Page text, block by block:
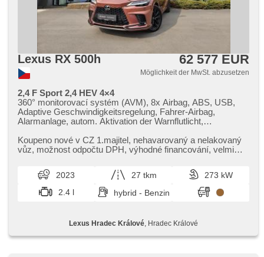
Lexus RX 500h 62 577 EUR
Möglichkeit der MwSt. abzusetzen
2,4 F Sport 2,4 HEV 4×4
360° monitorovací systém (AVM), 8x Airbag, ABS, USB,
Adaptive Geschwindigkeitsregelung, Fahrer-Airbag,
Alarmanlage, autom. Aktivation der Warnflutlicht,
Lenkrad, autom. Sperrdiferential, automatisch im Berg
bremsen , samostmívací zrcátka, automatikparken,
bezklíčové odemykání, Bluetooth, Brems-Assistent,
Zentralverriegelung mit Funkfernbedienung,
Zentralverriegelung, Beifahrerairbagdeaktivierung, täglich
Leuchten, Teilbare Rücksitzbank, El. Seitenscheiben, El.
display, Uhr Spur, Blind Spot Anzeige, Wegfahrsperre, isofix,
Klimaanlage, Klimaablage, Ledersitze, Lederpolsterung,
Koupeno nové v CZ 1.majitel,​ nehavarovaný a nelakovaný
vůz,​ možnost odpočtu DPH,​ výhodné financování,​ velmi
2023 27 tkm
273 kW
2.4 l
hybrid - Benzin
Lexus Hradec Králové , Hradec Králové